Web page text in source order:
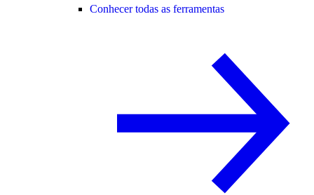
Conhecer todas as ferramentas